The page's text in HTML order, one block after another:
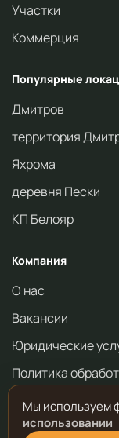
Участки
Коммерция
Популярные
Дмитров
территория
Яхрома
деревня Пески
КП Белояр
Компания
О нас
Вакансии
Юридические
Политика
Мы используем
использовании